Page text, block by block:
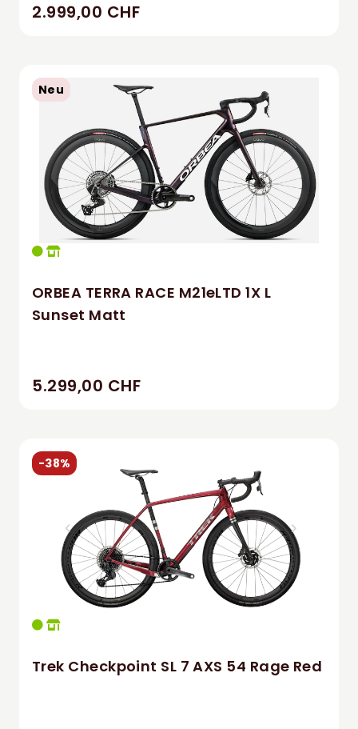
2.999,00 CHF
Neu
ORBEA TERRA RACE M21eLTD 1X L
Sunset Matt
5.299,00 CHF
-38%
Trek Checkpoint SL 7 AXS 54 Rage Red